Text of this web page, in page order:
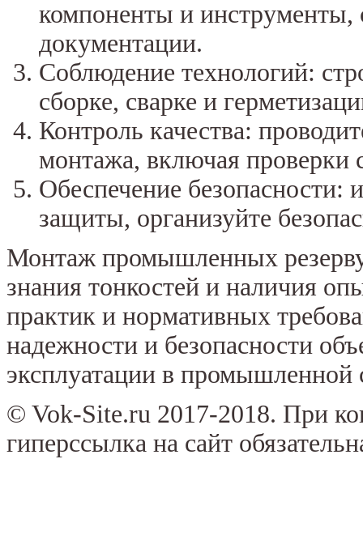
компоненты и инструменты,
документации.
Соблюдение технологий:
сборке, сварке и
Контроль качества:
монтажа, включая проверки
Обеспечение безопасности:
защиты, организуйте
Монтаж промышленных
знания тонкостей и наличия
практик и нормативных
надежности и безопасности
эксплуатации в промышленной
© Vok-Site.ru 2017-2018. При
гиперссылка на сайт